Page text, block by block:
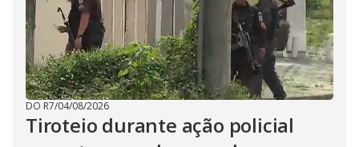
DO R7/04/08/2026
Tiroteio durante ação policial